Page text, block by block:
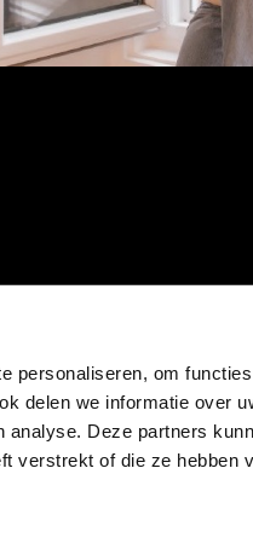
personaliseren, om
delen we informatie over
Deze partners
verstrekt of die ze hebben